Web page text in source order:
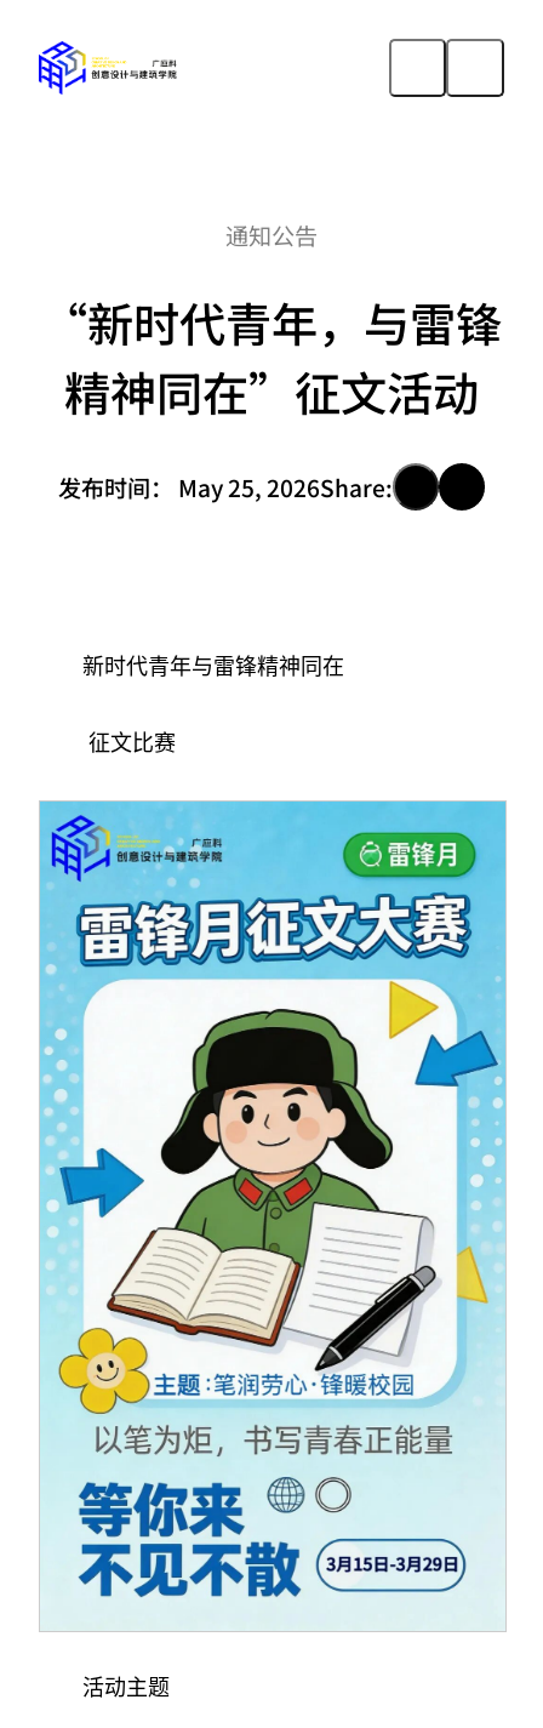
通知公告
“新时代青年，与雷锋
精神同在”征文活动
发布时间： May 25, 2026Share:
新时代青年与雷锋精神同在
征文比赛
活动主题